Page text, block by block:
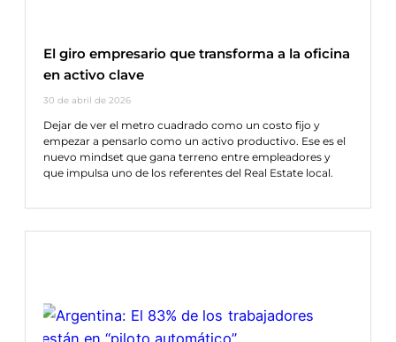
El giro empresario que transforma a la oficina
en activo clave
30 de abril de 2026
Dejar de ver el metro cuadrado como un costo fijo y
empezar a pensarlo como un activo productivo. Ese es el
nuevo mindset que gana terreno entre empleadores y
que impulsa uno de los referentes del Real Estate local.